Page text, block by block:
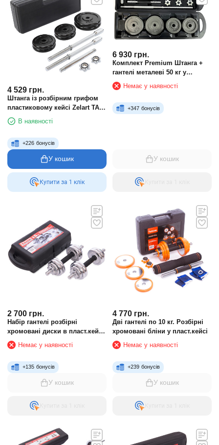
4 529 грн.
Штанга із розбірним грифом
пластиковому кейсі Zelart TA-
9637 25кг
В наявності
+226 бонусів
У кошик
Купити за 1 клiк
6 930 грн.
Комплект Premium Штанга +
гантелі металеві 50 кг у
подарунковому кейсі
Немає у наявності
+347 бонусів
У кошик
2 700 грн.
Набір гантелі розбірні
хромовані диски в пласт.кейсі
15 кг YORK FITNESS TA-80047-
15
Немає у наявності
+135 бонусів
У кошик
4 770 грн.
Дві гантелі по 10 кг. Розбірні
хромовані бліни у пласт.кейсі
Немає у наявності
+239 бонусів
У кошик